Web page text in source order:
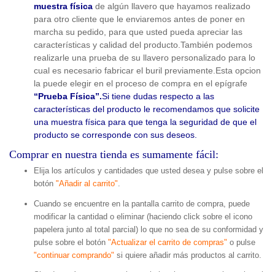
muestra física de algún llavero que hayamos realizado
para otro cliente que le enviaremos antes de poner en
marcha su pedido, para que usted pueda apreciar las
características y calidad del producto.También podemos
realizarle una prueba de su llavero personalizado para lo
cual es necesario fabricar el buril previamente.Esta opcion
la puede elegir en el proceso de compra en el epígrafe
“Prueba Física”.Si tiene dudas respecto a las
características del producto le recomendamos que solicite
una muestra física para que tenga la seguridad de que el
producto se corresponde con sus deseos.
Comprar en nuestra tienda es sumamente fácil:
Elija los artículos y cantidades que usted desea y pulse sobre el
botón "Añadir al carrito".
Cuando se encuentre en la pantalla carrito de compra, puede
modificar la cantidad o eliminar (haciendo click sobre el icono
papelera junto al total parcial) lo que no sea de su conformidad y
pulse sobre el botón "Actualizar el carrito de compras" o pulse
"continuar comprando" si quiere añadir más productos al carrito.